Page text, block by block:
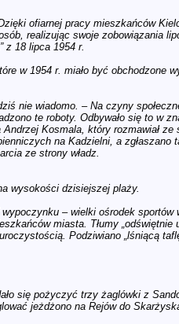
ofiarnej pracy mieszkańców
realizując swoje zobowiązania
z 18 lipca 1954 r.
w 1954 r. miało być obchodzone
nie wiadomo. – Na czyny
te roboty. Odbywało się to w
Kosmala, który rozmawiał ze
na Kadzielni, a zgłaszano
ze strony władz.
wysokości dzisiejszej plaży.
– wielki ośrodek sportów
miasta. Tłumy „odświętnie
Podziwiano „lśniącą
się pożyczyć trzy żaglówki z
jeżdżono na Rejów do